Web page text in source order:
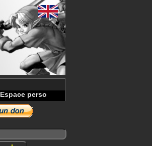
Espace perso